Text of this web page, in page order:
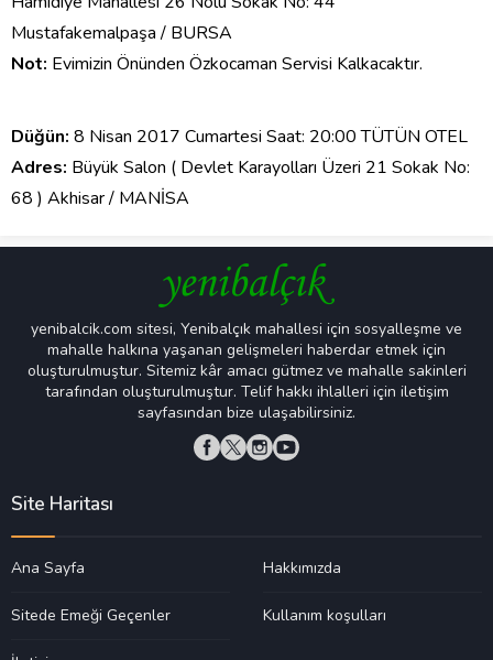
Mustafakemalpaşa / BURSA
Not: Evimizin Önünden Özkocaman Servisi Kalkacaktır.
Düğün: 8 Nisan 2017 Cumartesi Saat: 20:00 TÜTÜN OTEL
Adres: Büyük Salon ( Devlet Karayolları Üzeri 21 Sokak No:
68 ) Akhisar / MANİSA
yenibalcik.com sitesi, Yenibalçık mahallesi için sosyalleşme ve
mahalle halkına yaşanan gelişmeleri haberdar etmek için
oluşturulmuştur. Sitemiz kâr amacı gütmez ve mahalle sakinleri
tarafından oluşturulmuştur. Telif hakkı ihlalleri için iletişim
sayfasından bize ulaşabilirsiniz.
Site Haritası
Ana Sayfa Hakkımızda
Sitede Emeği Geçenler Kullanım koşulları